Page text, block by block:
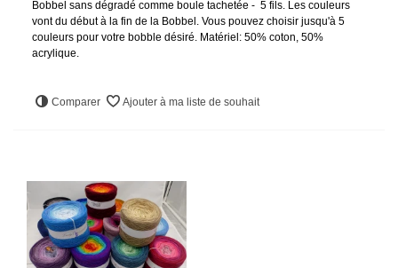
Bobbel sans dégradé comme boule tachetée - 5 fils. Les couleurs
vont du début à la fin de la Bobbel. Vous pouvez choisir jusqu'à 5
couleurs pour votre bobble désiré. Matériel: 50% coton, 50%
acrylique.
Comparer Ajouter à ma liste de souhait